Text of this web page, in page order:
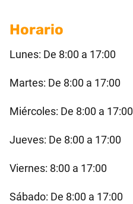
Horario
Lunes: De 8:00 a 17:00
Martes: De 8:00 a 17:00
Miércoles: De 8:00 a 17:00
Jueves: De 8:00 a 17:00
Viernes: 8:00 a 17:00
Sábado: De 8:00 a 17:00